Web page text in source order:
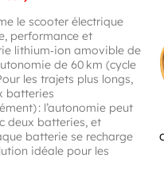
le scooter électrique
performance et
lithium‑ion amovible de
de 60 km (cycle
les trajets plus longs,
batteries
: l’autonomie peut
deux batteries, et
batterie se recharge
idéale pour les